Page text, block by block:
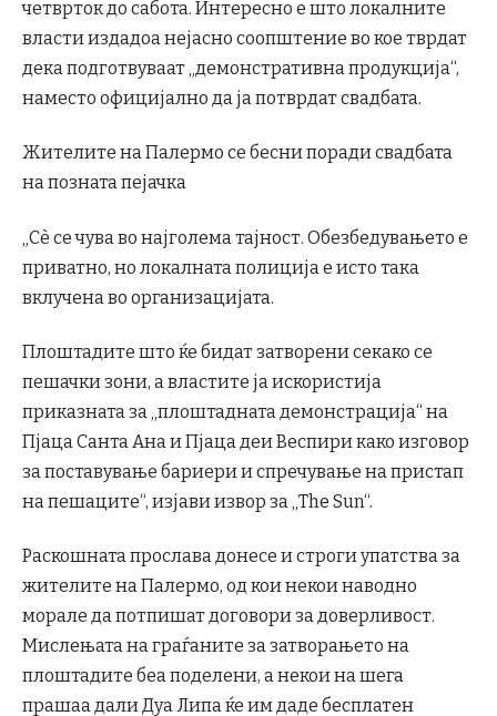
четврток до сабота. Интересно е што локалните
власти издадоа нејасно соопштение во кое тврдат
дека подготвуваат „демонстративна продукција“,
наместо официјално да ја потврдат свадбата.
Жителите на Палермо се бесни поради свадбата
на позната пејачка
„Сè се чува во најголема тајност. Обезбедувањето е
приватно, но локалната полиција е исто така
вклучена во организацијата.
Плоштадите што ќе бидат затворени секако се
пешачки зони, а властите ја искористија
приказната за „плоштадната демонстрација“ на
Пјаца Санта Ана и Пјаца деи Веспири како изговор
за поставување бариери и спречување на пристап
на пешаците“, изјави извор за „The Sun“.
Раскошната прослава донесе и строги упатства за
жителите на Палермо, од кои некои наводно
морале да потпишат договори за доверливост.
Мислењата на граѓаните за затворањето на
плоштадите беа поделени, а некои на шега
прашаа дали Дуа Липа ќе им даде бесплатен